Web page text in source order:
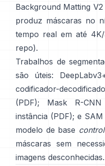
Background Matting V2
produz máscaras no
tempo real em até
repo).
Trabalhos de
são úteis:
codificador-
(PDF); Mask R-CNN
instância (PDF); e
modelo de base
máscaras sem
imagens desconhecidas.